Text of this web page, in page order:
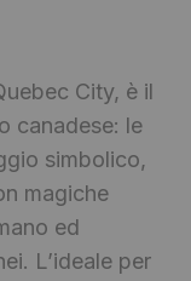
City, è il
canadese: le
simbolico,
magiche
ed
L’ideale per